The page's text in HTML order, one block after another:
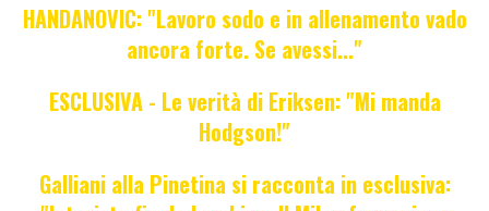
HANDANOVIC: "Lavoro sodo e in allenamento vado
ancora forte. Se avessi..."
ESCLUSIVA - Le verità di Eriksen: "Mi manda
Hodgson!"
Galliani alla Pinetina si racconta in esclusiva: